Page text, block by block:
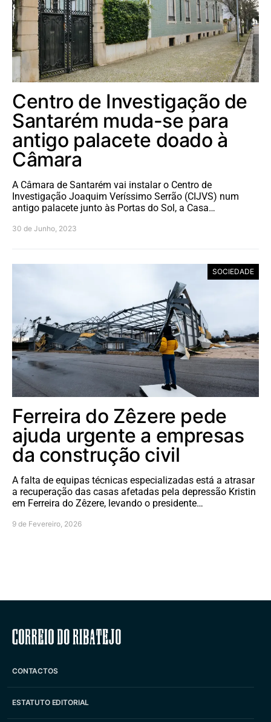
Centro de Investigação de
Santarém muda-se para
antigo palacete doado à
Câmara
A Câmara de Santarém vai instalar o Centro de
Investigação Joaquim Veríssimo Serrão (CIJVS) num
antigo palacete junto às Portas do Sol, a Casa…
30 de Junho, 2023
SOCIEDADE
Ferreira do Zêzere pede
ajuda urgente a empresas
da construção civil
A falta de equipas técnicas especializadas está a atrasar
a recuperação das casas afetadas pela depressão Kristin
em Ferreira do Zêzere, levando o presidente…
9 de Fevereiro, 2026
Correio do Ribatejo
CONTACTOS
ESTATUTO EDITORIAL